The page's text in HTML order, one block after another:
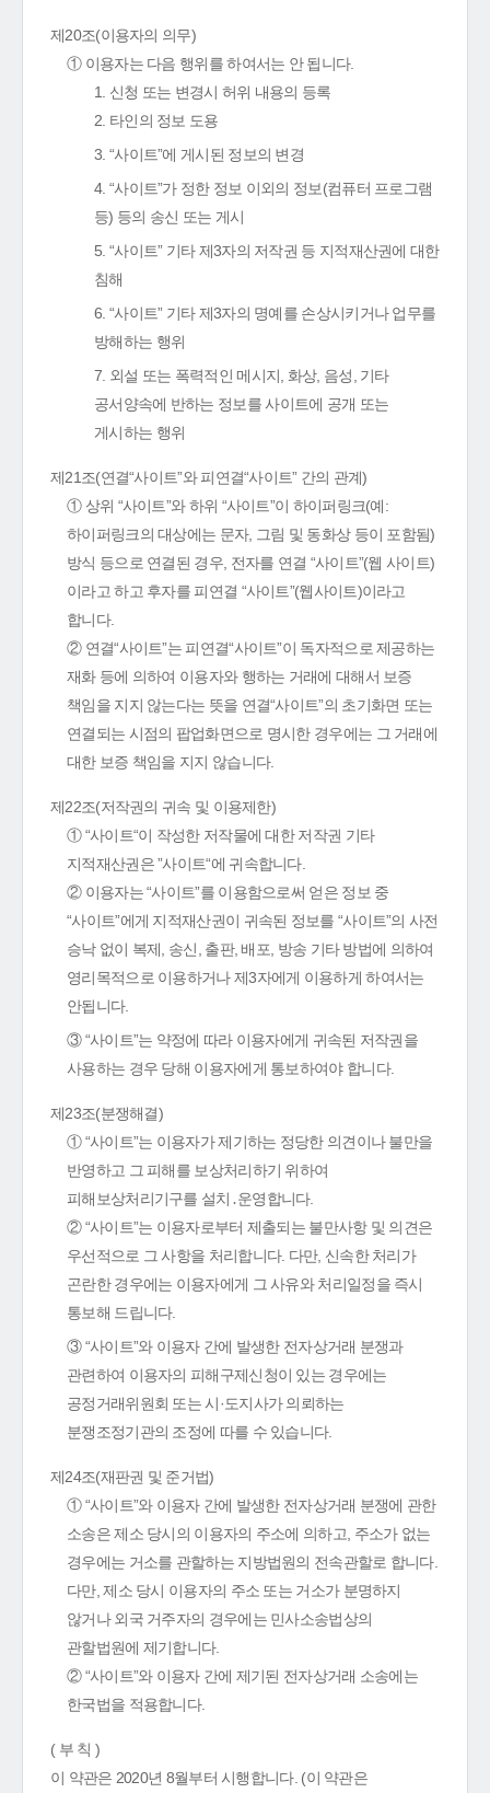
제20조(이용자의 의무)
① 이용자는 다음 행위를 하여서는 안 됩니다.
1. 신청 또는 변경시 허위 내용의 등록
2. 타인의 정보 도용
3. “사이트”에 게시된 정보의 변경
4. “사이트”가 정한 정보 이외의 정보(컴퓨터 프로그램
등) 등의 송신 또는 게시
5. “사이트” 기타 제3자의 저작권 등 지적재산권에 대한
침해
6. “사이트” 기타 제3자의 명예를 손상시키거나 업무를
방해하는 행위
7. 외설 또는 폭력적인 메시지, 화상, 음성, 기타
공서양속에 반하는 정보를 사이트에 공개 또는
게시하는 행위
제21조(연결“사이트”와 피연결“사이트” 간의 관계)
① 상위 “사이트”와 하위 “사이트”이 하이퍼링크(예:
하이퍼링크의 대상에는 문자, 그림 및 동화상 등이 포함됨)
방식 등으로 연결된 경우, 전자를 연결 “사이트”(웹 사이트)
이라고 하고 후자를 피연결 “사이트”(웹사이트)이라고
합니다.
② 연결“사이트”는 피연결“사이트”이 독자적으로 제공하는
재화 등에 의하여 이용자와 행하는 거래에 대해서 보증
책임을 지지 않는다는 뜻을 연결“사이트”의 초기화면 또는
연결되는 시점의 팝업화면으로 명시한 경우에는 그 거래에
대한 보증 책임을 지지 않습니다.
제22조(저작권의 귀속 및 이용제한)
① “사이트“이 작성한 저작물에 대한 저작권 기타
지적재산권은 ”사이트“에 귀속합니다.
② 이용자는 “사이트”를 이용함으로써 얻은 정보 중
“사이트”에게 지적재산권이 귀속된 정보를 “사이트”의 사전
승낙 없이 복제, 송신, 출판, 배포, 방송 기타 방법에 의하여
영리목적으로 이용하거나 제3자에게 이용하게 하여서는
안됩니다.
③ “사이트”는 약정에 따라 이용자에게 귀속된 저작권을
사용하는 경우 당해 이용자에게 통보하여야 합니다.
제23조(분쟁해결)
① “사이트”는 이용자가 제기하는 정당한 의견이나 불만을
반영하고 그 피해를 보상처리하기 위하여
피해보상처리기구를 설치․운영합니다.
② “사이트”는 이용자로부터 제출되는 불만사항 및 의견은
우선적으로 그 사항을 처리합니다. 다만, 신속한 처리가
곤란한 경우에는 이용자에게 그 사유와 처리일정을 즉시
통보해 드립니다.
③ “사이트”와 이용자 간에 발생한 전자상거래 분쟁과
관련하여 이용자의 피해구제신청이 있는 경우에는
공정거래위원회 또는 시·도지사가 의뢰하는
분쟁조정기관의 조정에 따를 수 있습니다.
제24조(재판권 및 준거법)
① “사이트”와 이용자 간에 발생한 전자상거래 분쟁에 관한
소송은 제소 당시의 이용자의 주소에 의하고, 주소가 없는
경우에는 거소를 관할하는 지방법원의 전속관할로 합니다.
다만, 제소 당시 이용자의 주소 또는 거소가 분명하지
않거나 외국 거주자의 경우에는 민사소송법상의
관할법원에 제기합니다.
② “사이트”와 이용자 간에 제기된 전자상거래 소송에는
한국법을 적용합니다.
( 부 칙 )
이 약관은 2020년 8월부터 시행합니다. (이 약관은